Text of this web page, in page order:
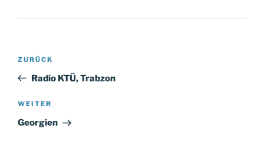
Beitragsnavigation
Vorheriger
Beitrag
ZURÜCK
Radio KTÜ, Trabzon
Nächster
Beitrag
WEITER
Georgien